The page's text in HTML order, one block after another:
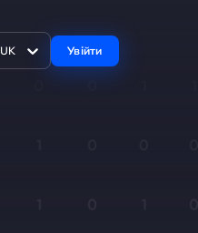
UK Увійти